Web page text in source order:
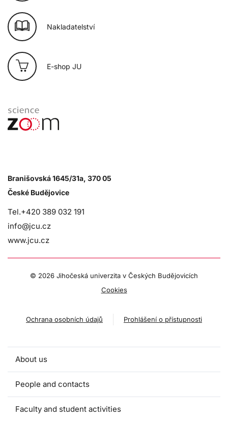
Nakladatelství
E-shop JU
Branišovská 1645/31a, 370 05
České Budějovice
Tel.+420 389 032 191
info@jcu.cz
www.jcu.cz
© 2026 Jihočeská univerzita v Českých Budějovicích
Cookies
Ochrana osobních údajů Prohlášení o přístupnosti
About us
People and contacts
Faculty and student activities